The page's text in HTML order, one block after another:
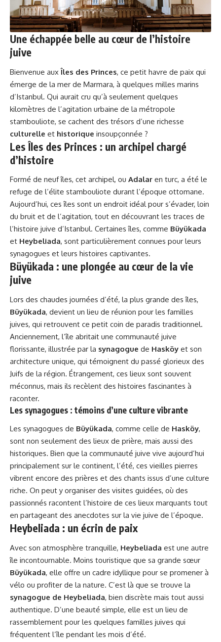
Une échappée belle au cœur de l’histoire
juive
Bienvenue auxÎles des Princes, ce petit havre de paix qui
émerge de la mer de Marmara, à quelques milles marins
d’Istanbul. Qui aurait cru qu’à seulement quelques
kilomètres de l’agitation urbaine de la métropole
stambouliote, se cachent des trésors d’une richesse
culturelle et historique insoupçonnée ?
Les Îles des Princes : un archipel chargé
d’histoire
Formé de neuf îles, cet archipel, ou Adalar en turc, a été le
refuge de l’élite stambouliote durant l’époque ottomane.
Aujourd’hui, ces îles sont un endroit idéal pour s’évader, loin
du bruit et de l’agitation, tout en découvrant les traces de
l’histoire juive d’Istanbul. Certaines îles, comme Büyükada
et Heybeliada, sont particulièrement connues pour leurs
synagogues et leurs histoires captivantes.
Büyükada : une plongée au cœur de la vie
juive
Lors des chaudes journées d’été, la plus grande des îles,
Büyükada, devient un lieu de réunion pour les familles
juives, qui retrouvent ce petit coin de paradis traditionnel.
Anciennement, l’île abritait une communauté juive
florissante, illustrée par la synagogue de Hasköy et son
architecture unique, qui témoignent du passé glorieux des
Juifs de la région. Étrangement, ces lieux sont souvent
méconnus, mais ils recèlent des histoires fascinantes à
raconter.
Les synagogues : témoins d’une culture vibrante
Les synagogues de Büyükada, comme celle de Hasköy,
sont non seulement des lieux de prière, mais aussi des
historiques. Bien que la communauté juive vive aujourd’hui
principalement sur le continent, l’été, ces vieilles pierres
vibrent encore des prières et des chants issus d’une culture
riche. On peut y organiser des visites guidées, où des
passionnés racontent l’histoire de ces lieux marquants tout
en partageant des anecdotes sur la vie juive de l’époque.
Heybeliada : un écrin de paix
Avec son atmosphère tranquille, Heybeliada est une autre
île incontournable. Moins touristique que sa grande sœur
Büyükada, elle offre un cadre idyllique pour se promener à
vélo ou profiter de la nature. C’est là que se trouve la
synagogue de Heybeliada, bien discrète mais tout aussi
authentique. D’une beauté simple, elle est un lieu de
rassemblement pour les quelques familles juives qui
fréquentent l’île pendant les mois d’été.